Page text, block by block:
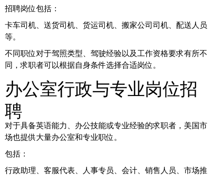
招聘岗位包括：
卡车司机、送货司机、货运司机、搬家公司司机、配送人员
等。
不同职位对于驾照类型、驾驶经验以及工作资格要求有所不
同，求职者可以根据自身条件选择合适岗位。
办公室行政与专业岗位招
聘
对于具备英语能力、办公技能或专业经验的求职者，美国市
场也提供大量办公室和专业职位。
包括：
行政助理、客服代表、人事专员、会计、销售人员、市场推